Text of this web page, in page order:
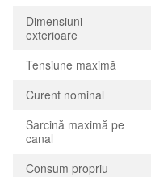
Dimensiuni
exterioare
Tensiune maximă
Curent nominal
Sarcină maximă pe
canal
Consum propriu